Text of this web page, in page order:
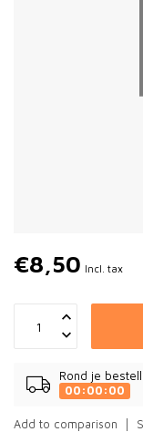
€8,50 Incl. tax
Rond je
00:00:00
Add to comparison